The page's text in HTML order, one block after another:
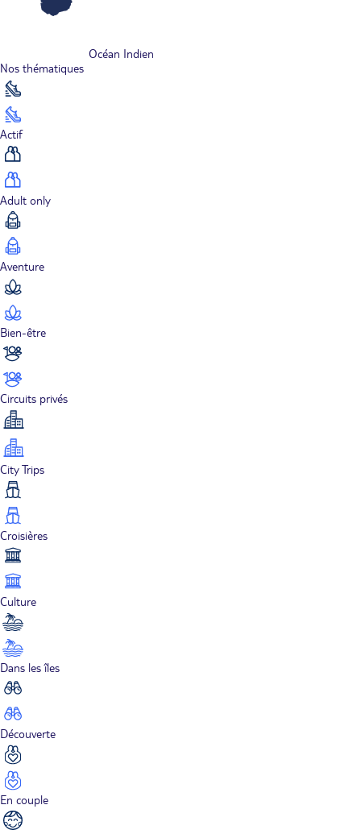
Océan Indien
Nos thématiques
Actif
Adult only
Aventure
Bien-être
Circuits privés
City Trips
Croisières
Culture
Dans les îles
Découverte
En couple